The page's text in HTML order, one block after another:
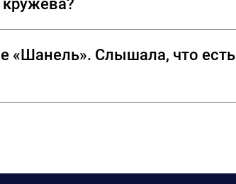
кружева?
«Шанель». Слышала, что